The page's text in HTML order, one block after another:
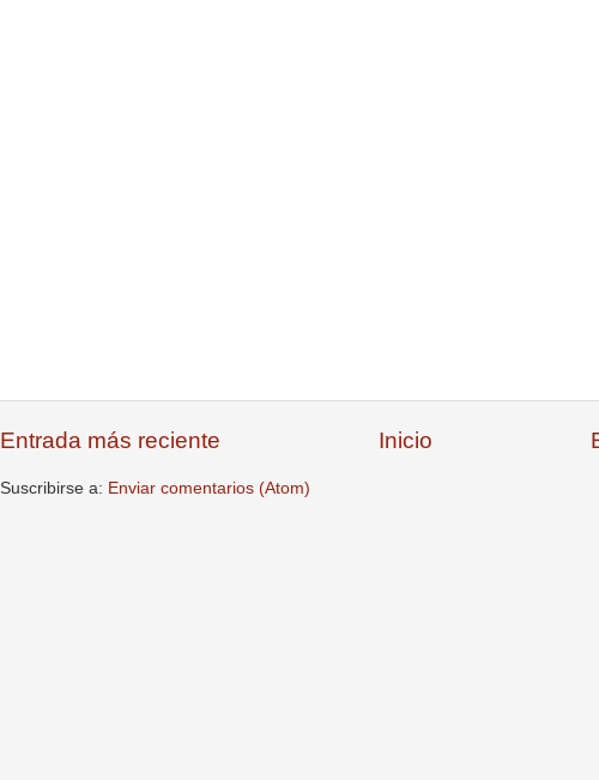
Entrada más reciente Inicio
Suscribirse a: Enviar comentarios (Atom)